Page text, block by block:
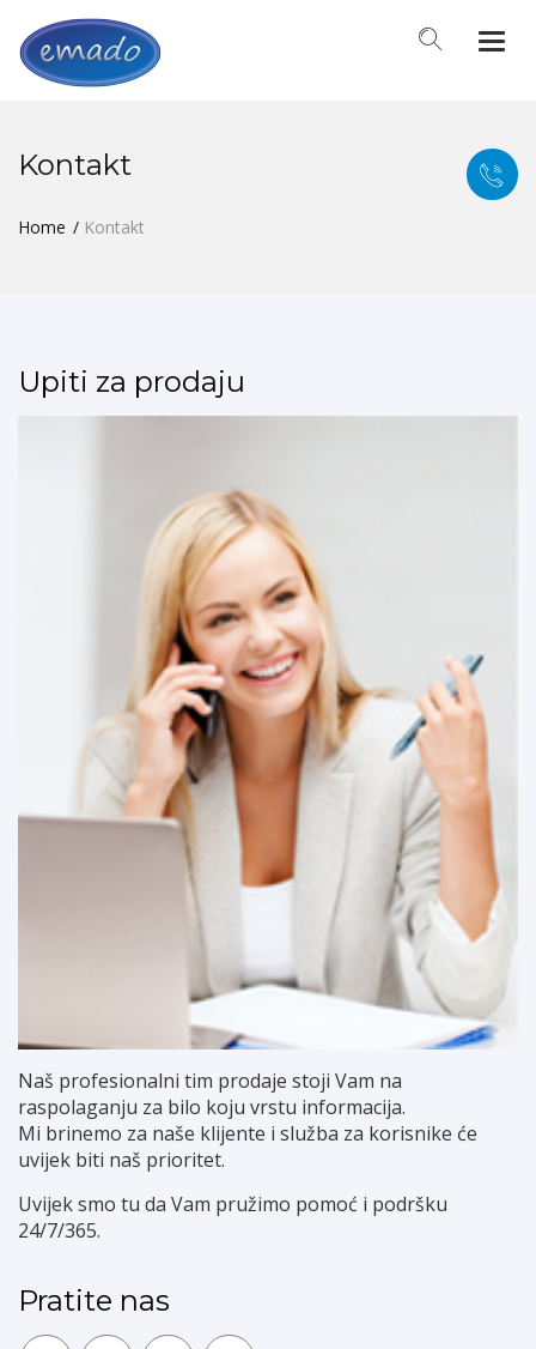
Kontakt
Home Kontakt
Upiti za prodaju
Naš profesionalni tim prodaje stoji Vam na
raspolaganju za bilo koju vrstu informacija.
Mi brinemo za naše klijente i služba za korisnike će
uvijek biti naš prioritet.
Uvijek smo tu da Vam pružimo pomoć i podršku
24/7/365.
Pratite nas